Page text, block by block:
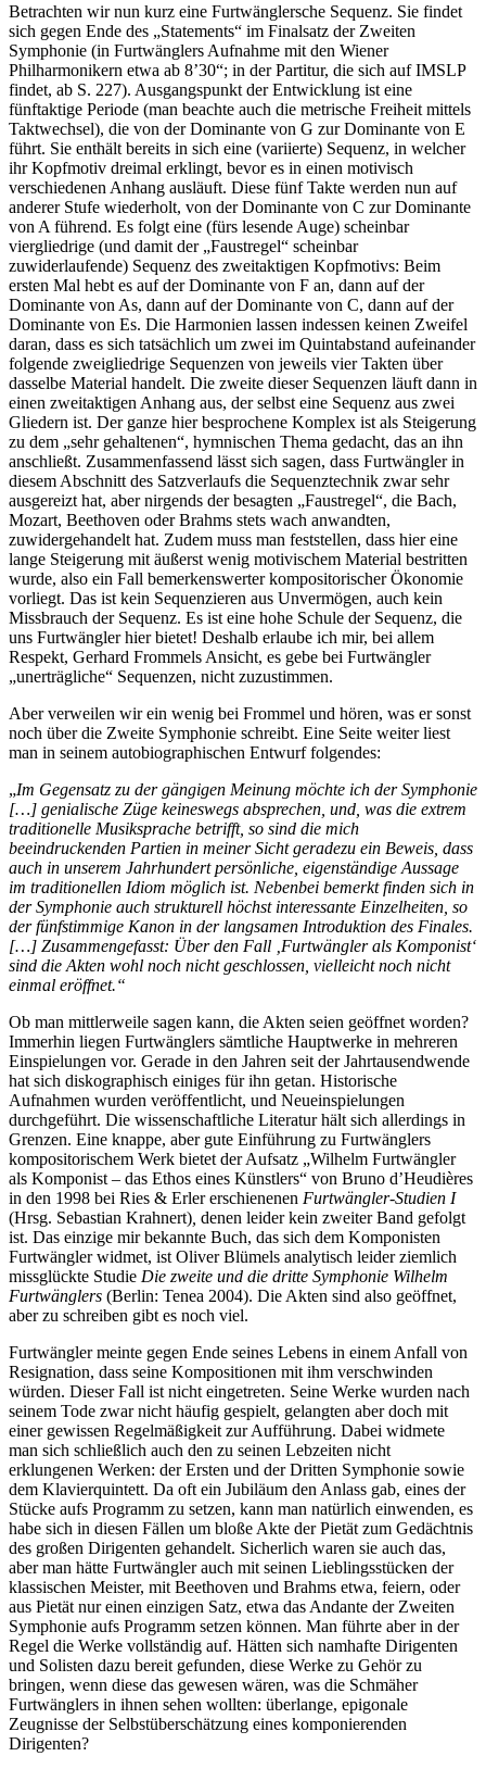
Betrachten wir nun kurz eine Furtwänglersche Sequenz. Sie findet
sich gegen Ende des „Statements“ im Finalsatz der Zweiten
Symphonie (in Furtwänglers Aufnahme mit den Wiener
Philharmonikern etwa ab 8’30“; in der Partitur, die sich auf IMSLP
findet, ab S. 227). Ausgangspunkt der Entwicklung ist eine
fünftaktige Periode (man beachte auch die metrische Freiheit mittels
Taktwechsel), die von der Dominante von G zur Dominante von E
führt. Sie enthält bereits in sich eine (variierte) Sequenz, in welcher
ihr Kopfmotiv dreimal erklingt, bevor es in einen motivisch
verschiedenen Anhang ausläuft. Diese fünf Takte werden nun auf
anderer Stufe wiederholt, von der Dominante von C zur Dominante
von A führend. Es folgt eine (fürs lesende Auge) scheinbar
viergliedrige (und damit der „Faustregel“ scheinbar
zuwiderlaufende) Sequenz des zweitaktigen Kopfmotivs: Beim
ersten Mal hebt es auf der Dominante von F an, dann auf der
Dominante von As, dann auf der Dominante von C, dann auf der
Dominante von Es. Die Harmonien lassen indessen keinen Zweifel
daran, dass es sich tatsächlich um zwei im Quintabstand aufeinander
folgende zweigliedrige Sequenzen von jeweils vier Takten über
dasselbe Material handelt. Die zweite dieser Sequenzen läuft dann in
einen zweitaktigen Anhang aus, der selbst eine Sequenz aus zwei
Gliedern ist. Der ganze hier besprochene Komplex ist als Steigerung
zu dem „sehr gehaltenen“, hymnischen Thema gedacht, das an ihn
anschließt. Zusammenfassend lässt sich sagen, dass Furtwängler in
diesem Abschnitt des Satzverlaufs die Sequenztechnik zwar sehr
ausgereizt hat, aber nirgends der besagten „Faustregel“, die Bach,
Mozart, Beethoven oder Brahms stets wach anwandten,
zuwidergehandelt hat. Zudem muss man feststellen, dass hier eine
lange Steigerung mit äußerst wenig motivischem Material bestritten
wurde, also ein Fall bemerkenswerter kompositorischer Ökonomie
vorliegt. Das ist kein Sequenzieren aus Unvermögen, auch kein
Missbrauch der Sequenz. Es ist eine hohe Schule der Sequenz, die
uns Furtwängler hier bietet! Deshalb erlaube ich mir, bei allem
Respekt, Gerhard Frommels Ansicht, es gebe bei Furtwängler
„unerträgliche“ Sequenzen, nicht zuzustimmen.
Aber verweilen wir ein wenig bei Frommel und hören, was er sonst
noch über die Zweite Symphonie schreibt. Eine Seite weiter liest
man in seinem autobiographischen Entwurf folgendes:
„Im Gegensatz zu der gängigen Meinung möchte ich der Symphonie
[…] genialische Züge keineswegs absprechen, und, was die extrem
traditionelle Musiksprache betrifft, so sind die mich
beeindruckenden Partien in meiner Sicht geradezu ein Beweis, dass
auch in unserem Jahrhundert persönliche, eigenständige Aussage
im traditionellen Idiom möglich ist. Nebenbei bemerkt finden sich in
der Symphonie auch strukturell höchst interessante Einzelheiten, so
der fünfstimmige Kanon in der langsamen Introduktion des Finales.
[…] Zusammengefasst: Über den Fall ‚Furtwängler als Komponist‘
sind die Akten wohl noch nicht geschlossen, vielleicht noch nicht
einmal eröffnet.“
Ob man mittlerweile sagen kann, die Akten seien geöffnet worden?
Immerhin liegen Furtwänglers sämtliche Hauptwerke in mehreren
Einspielungen vor. Gerade in den Jahren seit der Jahrtausendwende
hat sich diskographisch einiges für ihn getan. Historische
Aufnahmen wurden veröffentlicht, und Neueinspielungen
durchgeführt. Die wissenschaftliche Literatur hält sich allerdings in
Grenzen. Eine knappe, aber gute Einführung zu Furtwänglers
kompositorischem Werk bietet der Aufsatz „Wilhelm Furtwängler
als Komponist – das Ethos eines Künstlers“ von Bruno d’Heudières
in den 1998 bei Ries & Erler erschienenen Furtwängler-Studien I
(Hrsg. Sebastian Krahnert) denen leider kein zweiter Band gefolgt
ist. Das einzige mir bekannte Buch, das sich dem Komponisten
Furtwängler widmet, ist Oliver Blümels analytisch leider ziemlich
missglückte Studie Die zweite und die dritte Symphonie Wilhelm
Furtwänglers (Berlin: Tenea 2004). Die Akten sind also geöffnet,
aber zu schreiben gibt es noch viel.
Furtwängler meinte gegen Ende seines Lebens in einem Anfall von
Resignation, dass seine Kompositionen mit ihm verschwinden
würden. Dieser Fall ist nicht eingetreten. Seine Werke wurden nach
seinem Tode zwar nicht häufig gespielt, gelangten aber doch mit
einer gewissen Regelmäßigkeit zur Aufführung. Dabei widmete
man sich schließlich auch den zu seinen Lebzeiten nicht
erklungenen Werken: der Ersten und der Dritten Symphonie sowie
dem Klavierquintett. Da oft ein Jubiläum den Anlass gab, eines der
Stücke aufs Programm zu setzen, kann man natürlich einwenden, es
habe sich in diesen Fällen um bloße Akte der Pietät zum Gedächtnis
des großen Dirigenten gehandelt. Sicherlich waren sie auch das,
aber man hätte Furtwängler auch mit seinen Lieblingsstücken der
klassischen Meister, mit Beethoven und Brahms etwa, feiern, oder
aus Pietät nur einen einzigen Satz, etwa das Andante der Zweiten
Symphonie aufs Programm setzen können. Man führte aber in der
Regel die Werke vollständig auf. Hätten sich namhafte Dirigenten
und Solisten dazu bereit gefunden, diese Werke zu Gehör zu
bringen, wenn diese das gewesen wären, was die Schmäher
Furtwänglers in ihnen sehen wollten: überlange, epigonale
Zeugnisse der Selbstüberschätzung eines komponierenden
Dirigenten?